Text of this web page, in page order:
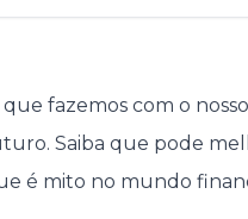
que fazemos com o
Saiba que pode
é mito no mundo